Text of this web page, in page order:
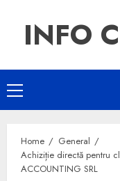
INFO
Home
General
Achiziție directă pentru
ACCOUNTING SRL